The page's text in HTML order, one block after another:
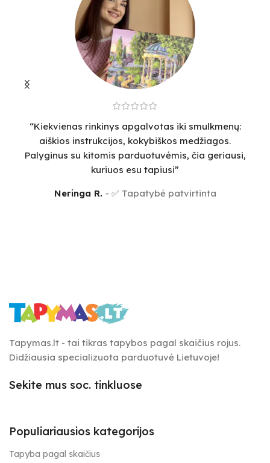
“Kiekvienas rinkinys apgalvotas iki smulkmenų:
aiškios instrukcijos, kokybiškos medžiagos.
Palyginus su kitomis parduotuvėmis, čia geriausi,
kuriuos esu tapiusi”
Neringa R. ✅ Tapatybė patvirtinta
Tapymas.lt - tai tikras tapybos pagal skaičius rojus.
Didžiausia specializuota parduotuvė Lietuvoje!
Sekite mus soc. tinkluose
Populiariausios kategorijos
Tapyba pagal skaičius